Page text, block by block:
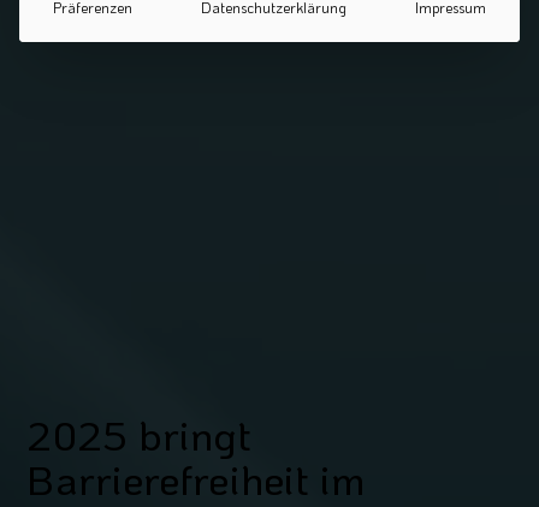
2025 bringt
Barrierefreiheit im
Präferenzen Datenschutzerklärung Impressum